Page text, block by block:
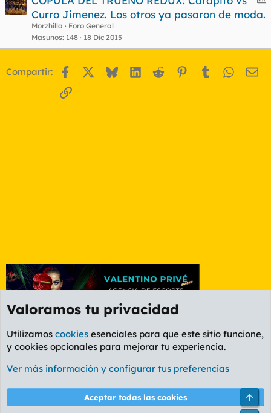
e
Curro Jimenez. Los otros ya pasaron de moda.
Morzhilla
Foro General
Masunos 148 18 Dic 2015
Compartir: Facebook BlueskyLinkedIn
Reddit Pinterest
Tumblr
Enlace
Foro General
Cookies
PL OLDSTYLE AMARILLO
Términos y reglas Política de privacidad Ayuda
Valoramos tu privacidad
Utilizamos cookies esenciales para que este sitio funcione,
y cookies opcionales para mejorar tu experiencia.
Ver más información y configurar tus preferencias
Aceptar todas las cookies